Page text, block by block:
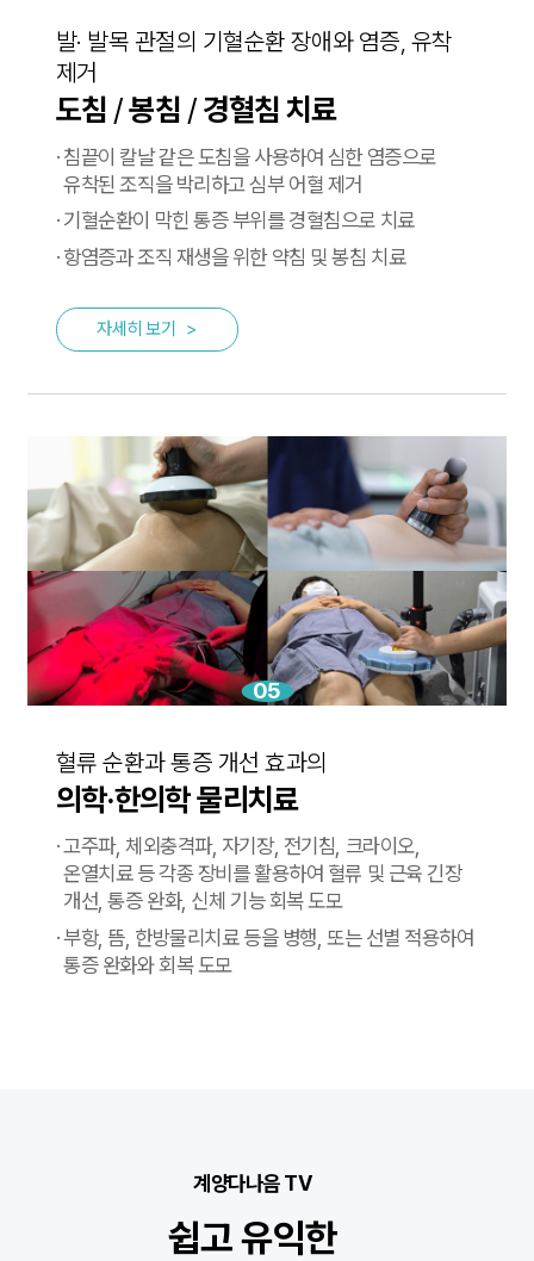
발· 발목 관절의 기혈순환 장애와 염증, 유착
제거
도침 /봉침 /경혈침 치료
·침끝이 칼날 같은 도침을 사용하여 심한 염증으로
유착된조직을 박리하고 심부 어혈 제거
·기혈순환이 막힌 통증 부위를 경혈침으로 치료
·항염증과 조직 재생을 위한 약침 및 봉침 치료
자세히 보기 >
05
혈류 순환과 통증 개선 효과의
의학·한의학 물리치료
·고주파, 체외충격파, 자기장, 전기침, 크라이오,
온열치료 등각종 장비를 활용하여 혈류 및 근육 긴장
개선, 통증 완화, 신체 기능 회복 도모
·부항, 뜸, 한방물리치료 등을 병행, 또는 선별 적용하여
통증 완화와 회복 도모
계양다나음 TV
쉽고 유익한